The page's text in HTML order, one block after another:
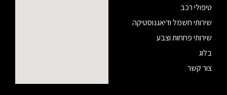
טיפולי רכב
שירותי חשמל ודיאגנוסטיקה
שירותי פחחות וצבע
בלוג
צור קשר